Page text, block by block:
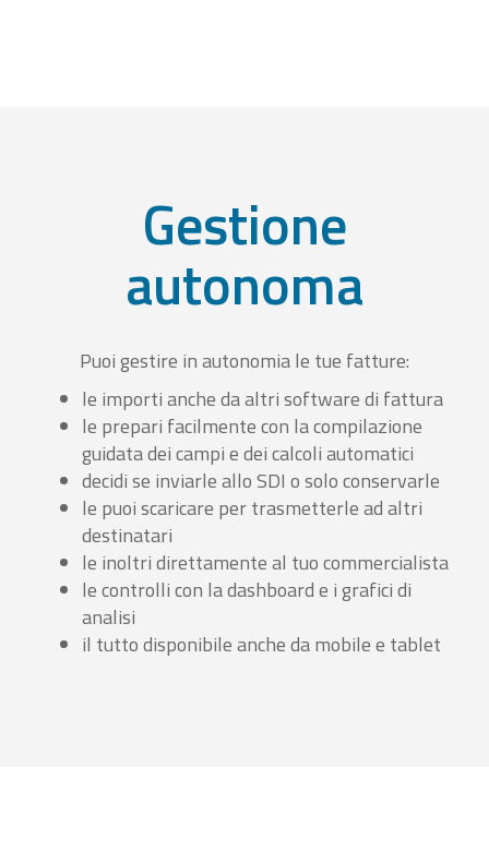
Gestione
autonoma
Puoi gestire in autonomia le tue fatture:
le importi anche da altri software di fattura
le prepari facilmente con la compilazione
guidata dei campi e dei calcoli automatici
decidi se inviarle allo SDI o solo conservarle
le puoi scaricare per trasmetterle ad altri
destinatari
le inoltri direttamente al tuo commercialista
le controlli con la dashboard e i grafici di
analisi
il tutto disponibile anche da mobile e tablet